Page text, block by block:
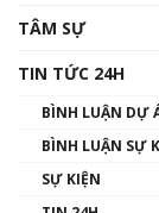
TÂM SỰ
TIN TỨC 24H
BÌNH LUẬN DỰ
BÌNH LUẬN SỰ
SỰ KIỆN